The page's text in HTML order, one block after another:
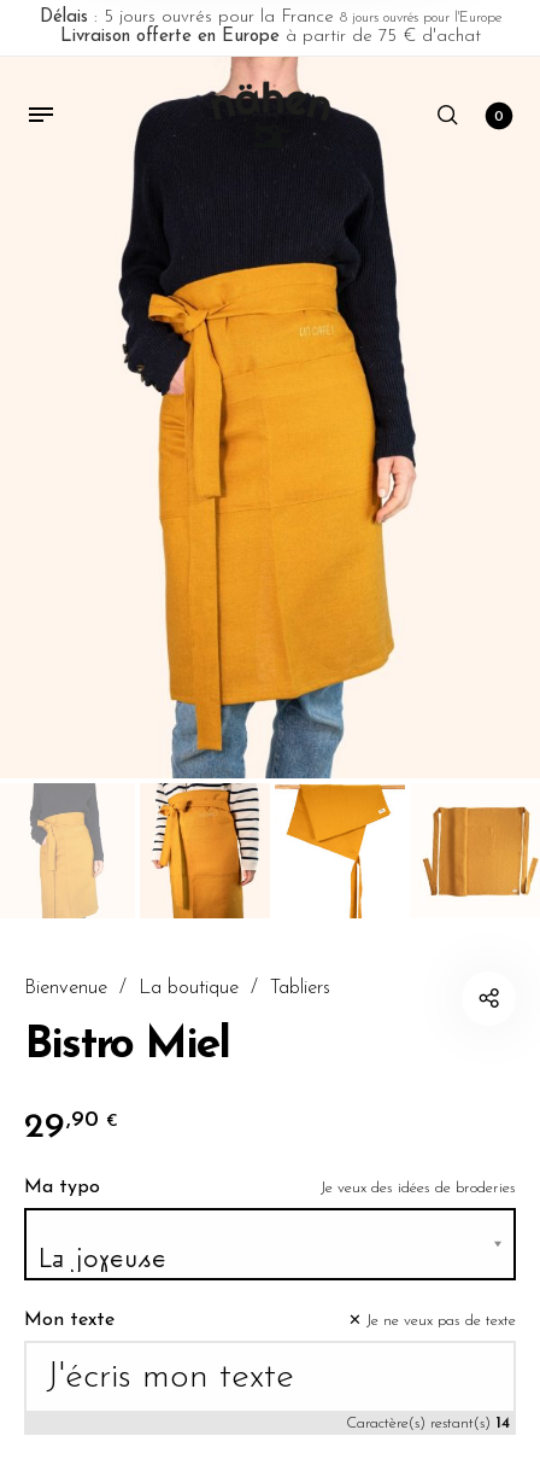
Délais : 5 jours ouvrés pour la France 8 jours ouvrés pour l'Europe
Livraison offerte en Europeà partir de 75 € d'achat
0
Bienvenue / La boutique / Tabliers
Bistro Miel
29,90 €
Ma typo Je veux des idées de broderies
Mon texte ✕ Je ne veux pas de texte
Caractère(s) restant(s) 14